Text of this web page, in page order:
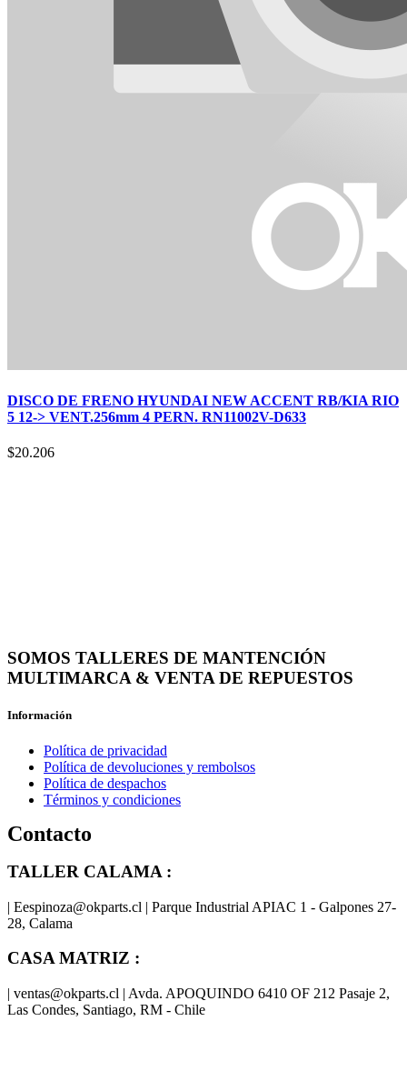
DISCO DE FRENO HYUNDAI NEW ACCENT RB/KIA RIO
5 12-> VENT.256mm 4 PERN. RN11002V-D633
$20.206
SOMOS TALLERES DE MANTENCIÓN
MULTIMARCA & VENTA DE REPUESTOS
Información
Política de privacidad
Política de devoluciones y rembolsos
Política de despachos
Términos y condiciones
Contacto
TALLER CALAMA :
| Eespinoza@okparts.cl | Parque Industrial APIAC 1 - Galpones 27-
28, Calama
CASA MATRIZ :
| ventas@okparts.cl | Avda. APOQUINDO 6410 OF 212 Pasaje 2,
Las Condes, Santiago, RM - Chile